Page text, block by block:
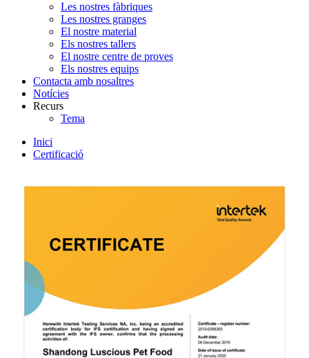
Les nostres fàbriques
Les nostres granges
El nostre material
Els nostres tallers
El nostre centre de proves
Els nostres equips
Contacta amb nosaltres
Notícies
Recurs
Tema
Inici
Certificació